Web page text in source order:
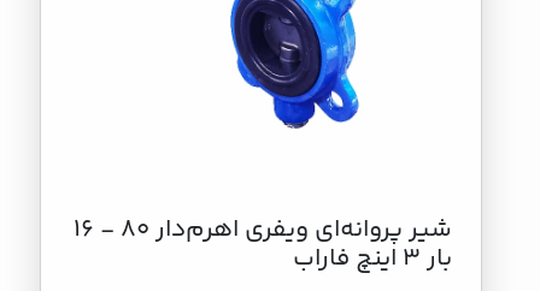
شیر پروانه‌ای ویفری اهرم‌دار 80 - 16
بار 3 اینچ فاراب